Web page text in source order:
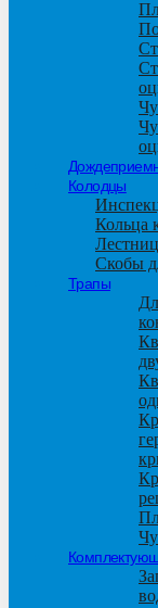
Колодцы
Кольца
Скобы
Трапы